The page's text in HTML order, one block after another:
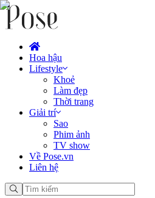
Hoa hậu
Lifestyle
Khoẻ
Làm đẹp
Thời trang
Giải trí
Sao
Phim ảnh
TV show
Về Pose.vn
Liên hệ